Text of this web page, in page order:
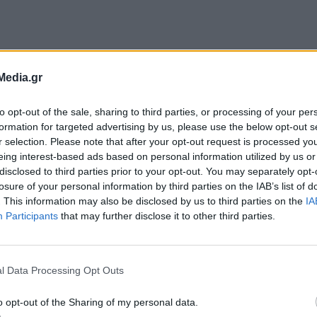
opt-out of the sale, sharing to third parties, or processing of your
for targeted advertising by us, please use the below opt-out
selection. Please note that after your opt-out request is processed
interest-based ads based on personal information utilized by us
to third parties prior to your opt-out. You may separately
of your personal information by third parties on the IAB’s list of
This information may also be disclosed by us to third parties on the
Participants that may further disclose it to other third parties.
Data Processing Opt Outs
opt-out of the Sharing of my personal data.
συμβάντα, μας έδωσαν ήταν η αρχή της
σχεδιασμού και πρακτικών για
και την ασφαλή εκκένωσή τους από
ότι οι υποδομές του συστήματος υγείας
σχέδια του Υπουργείου Πολιτικής
κρίση δημιουργεί ένα περιβάλλον με το
εναρμονιζόμαστε.